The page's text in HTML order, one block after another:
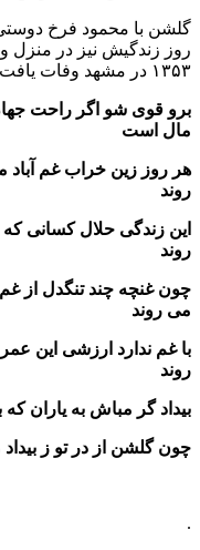
گلشن با محمود فرخ
۱۳۵۳ در مشهد وفات یافت و در باغ خاوجه ربیع به خاک سپرده شد
برو قوی شو اگر راحت
مال است
هر روز زین خراب غم آباد
روند
این زندگی حلال کسانی
روند
چون غنچه چند تنگدل از
می روند
با غم ندارد ارزشی این
روند
بیداد گر مباش به یاران که
چون گلشن از در تو ز
.